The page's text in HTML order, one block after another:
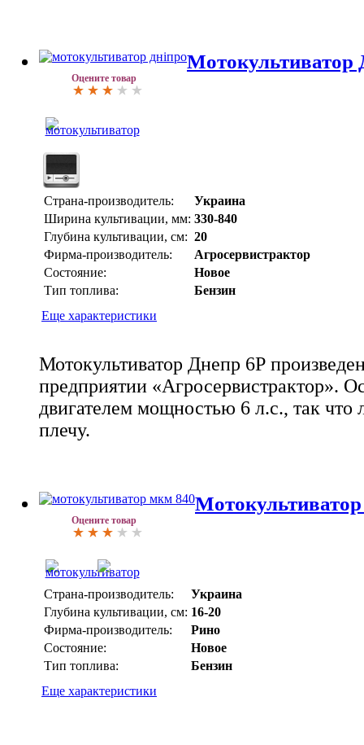
Оцените товар
Мотокультиватор
Страна-производитель:
Украина
Ширина культивации, мм: 330-840
Глубина культивации, см: 20
Фирма-производитель:
Агросервистрактор
Состояние:
Новое
Тип топлива:
Бензин
Еще характеристики
Мотокультиватор Днепр 6Р
предприятии «Агросервистрактор».
двигателем мощностью 6 л.с., так
плечу.
Оцените товар
Страна-производитель:
Украина
Глубина культивации, см: 16-20
Фирма-производитель:
Рино
Состояние:
Новое
Тип топлива:
Бензин
Еще характеристики